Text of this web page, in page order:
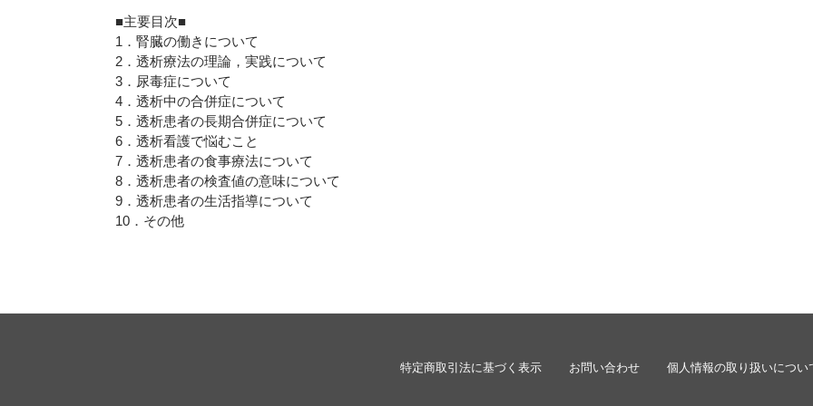
■主要目次■
1．腎臓の働きについて
2．透析療法の理論，実践について
3．尿毒症について
4．透析中の合併症について
5．透析患者の長期合併症について
6．透析看護で悩むこと
7．透析患者の食事療法について
8．透析患者の検査値の意味について
9．透析患者の生活指導について
10．その他
特定商取引法に基づく表示 お問い合わせ 個人情報の取り扱いについ